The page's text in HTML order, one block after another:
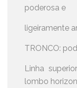
poderosa e
ligeiramente
TRONCO:
Linha
lombo